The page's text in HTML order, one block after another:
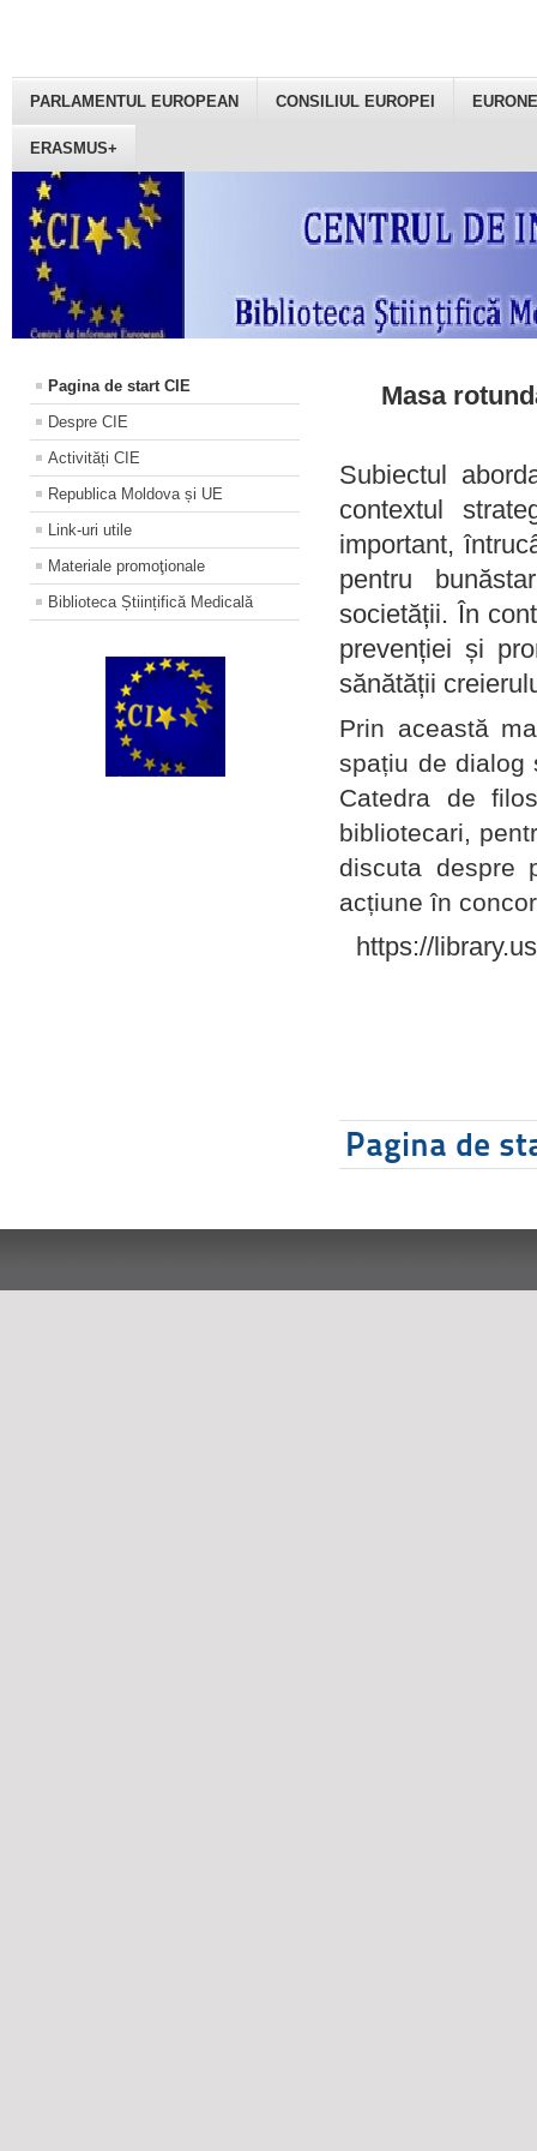
PARLAMENTUL EUROPEAN CONSILIUL EUROPEI
ERASMUS+
Pagina de start CIE
Despre CIE
Activități CIE
Republica Moldova și UE
Link-uri utile
Materiale promoţionale
Biblioteca Științifică Medicală
Masa
Subiectul
contextul
important,
pentru
societății. În
prevenției și
sănătății
Prin această
spațiu de dialog
Catedra de
bibliotecari,
discuta despre
acțiune în
https://
Pagina de